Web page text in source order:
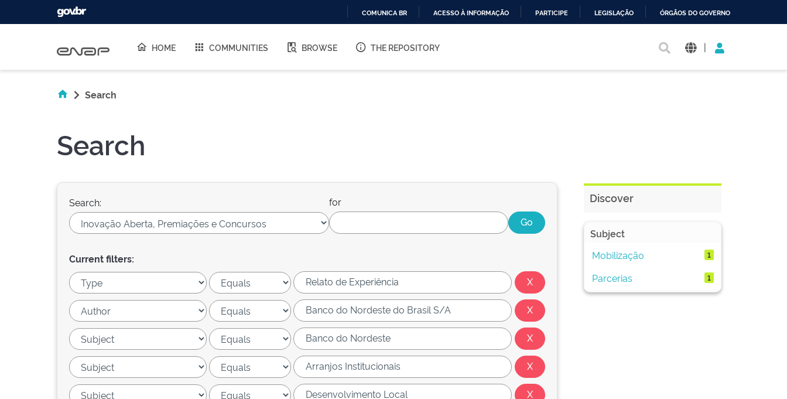
O
COMUNICA BR ACESSO À INFORMAÇÃO PARTICIPE LEGISLAÇÃO ÓRGÃOS DO GOVERNO
HOME COMMUNITIES BROWSE THE REPOSITORY |
Search
Search
Search: for
Current filters:
Discover
Subject
Mobilização
1
Parcerias 1